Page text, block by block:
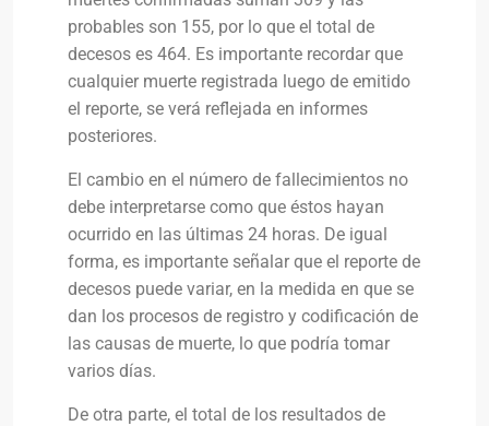
probables son 155, por lo que el total de
decesos es 464. Es importante recordar que
cualquier muerte registrada luego de emitido
el reporte, se verá reflejada en informes
posteriores.
El cambio en el número de fallecimientos no
debe interpretarse como que éstos hayan
ocurrido en las últimas 24 horas. De igual
forma, es importante señalar que el reporte de
decesos puede variar, en la medida en que se
dan los procesos de registro y codificación de
las causas de muerte, lo que podría tomar
varios días.
De otra parte, el total de los resultados de